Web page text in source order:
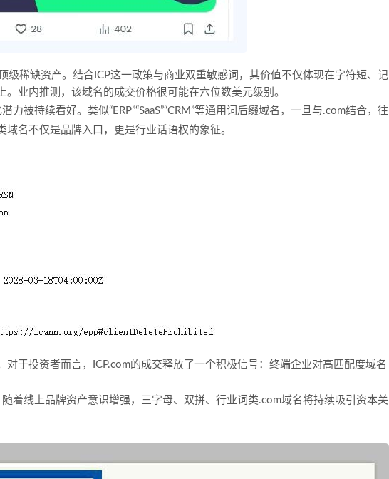
级稀缺资产。结合ICP这一政策与商业双重敏感词，其价值不仅体现在字符短、记
业内推测，该域名的成交价格很可能在六位数美元级别。
力被持续看好。类似“ERP”“SaaS”“CRM”等通用词后缀域名，一旦与.com结合，往
名不仅是品牌入口，更是行业话语权的象征。
对于投资者而言，ICP.com的成交释放了一个积极信号：终端企业对高匹配度域名
着线上品牌资产意识增强，三字母、双拼、行业词类.com域名将持续吸引资本关